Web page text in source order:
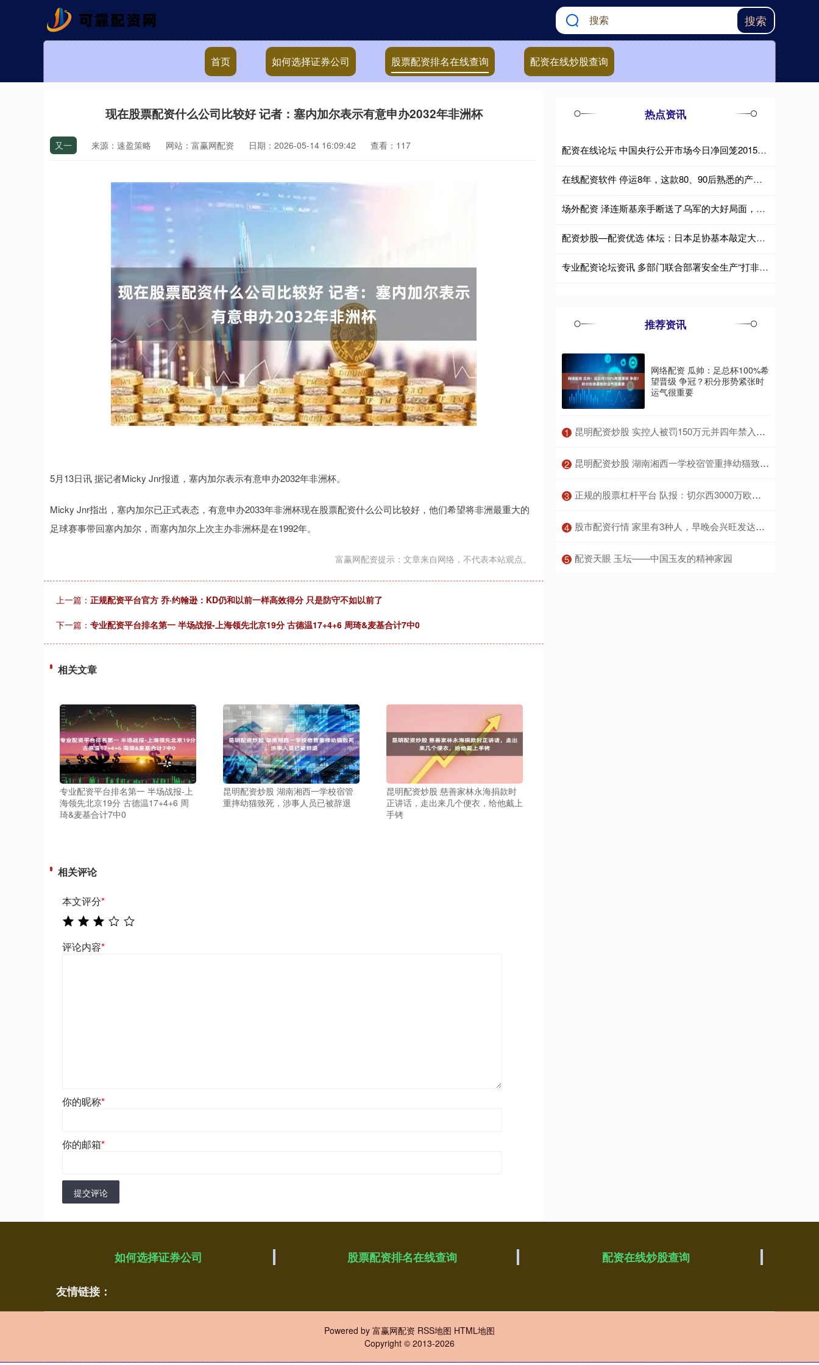
搜索
首页 如何选择证券公司 股票配资排名在线查询 配资在线炒股查询
现在股票配资什么公司比较好 记者：塞内加尔表示有意申办2032年非洲杯
又一 来源：速盈策略 网站：富赢网配资 日期：2026-05-14 16:09:42 查看：117
5月13日讯 据记者Micky Jnr报道，塞内加尔表示有意申办2032年非洲杯。
Micky Jnr指出，塞内加尔已正式表态，有意申办2033年非洲杯现在股票配资什么公司比较好，他们希望将非洲最重大的
足球赛事带回塞内加尔，而塞内加尔上次主办非洲杯是在1992年。
富赢网配资提示：文章来自网络，不代表本站观点。
上一篇： 正规配资平台官方 乔·约翰逊：KD仍和以前一样高效得分 只是防守不如以前了
下一篇： 专业配资平台排名第一 半场战报-上海领先北京19分 古德温17+4+6 周琦&麦基合计7中0
相关文章
专业配资平台排名第一 半场战报-上
海领先北京19分 古德温17+4+6 周
琦&麦基合计7中0
昆明配资炒股 湖南湘西一学校宿管
重摔幼猫致死，涉事人员已被辞退
昆明配资炒股 慈善家林永海捐款时
正讲话，走出来几个便衣，给他戴上
手铐
相关评论
本文评分*
评论内容*
你的昵称*
你的邮箱*
提交评论
热点资讯
配资在线论坛 中国央行公开市场今日净回笼2015亿元人民币
在线配资软件 停运8年，这款80、90后熟悉的产品宣布回归
场外配资 泽连斯基亲手断送了乌军的大好局面，无论是改革派的费多罗夫还是传统派的
配资炒股—配资优选 体坛：日本足协基本敲定大岩刚接替森保一 明年三月上任
专业配资论坛资讯 多部门联合部署安全生产“打非治违”
推荐资讯
网络配资 瓜帅：足总杯100%希
望晋级 争冠？积分形势紧张时
运气很重要
1 ​昆明配资炒股 实控人被罚150万元并四年禁入：金城医药的治理失效与业绩困局
2 ​昆明配资炒股 湖南湘西一学校宿管重摔幼猫致死，涉事人员已被辞退
3 ​正规的股票杠杆平台 队报：切尔西3000万欧口头报价南特18岁后卫塔蒂，交易时间紧迫
4 ​股市配资行情 家里有3种人，早晚会兴旺发达，很准
5 ​配资天眼 玉坛——中国玉友的精神家园
如何选择证券公司 股票配资排名在线查询 配资在线炒股查询
友情链接：
Powered by 富赢网配资 RSS地图 HTML地图
Copyright © 2013-2026